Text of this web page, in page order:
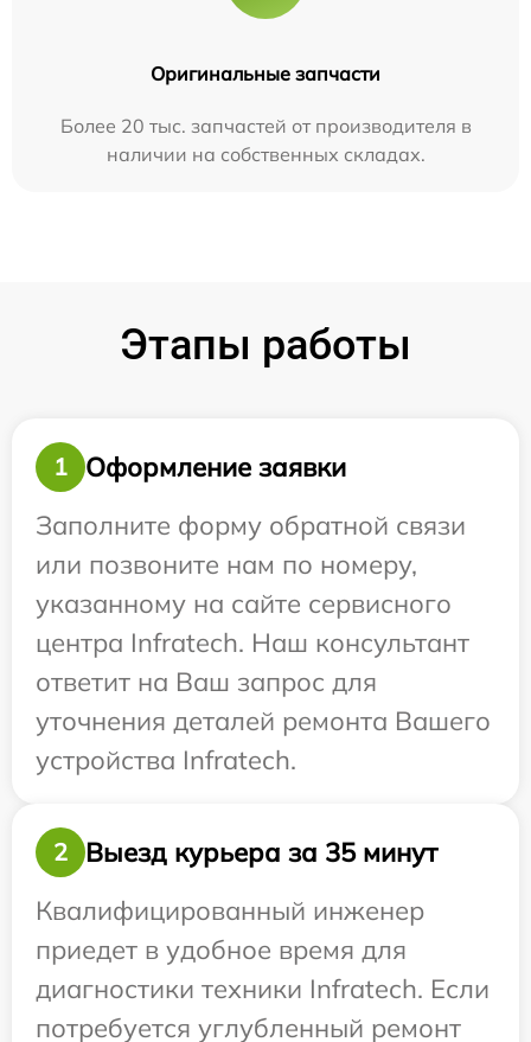
Оригинальные запчасти
Более 20 тыс. запчастей от производителя в
наличии на собственных складах.
Этапы работы
1
Оформление заявки
Заполните форму обратной связи
или позвоните нам по номеру,
указанному на сайте сервисного
центра Infratech. Наш консультант
ответит на Ваш запрос для
уточнения деталей ремонта Вашего
устройства Infratech.
2
Выезд курьера за 35 минут
Квалифицированный инженер
приедет в удобное время для
диагностики техники Infratech. Если
потребуется углубленный ремонт